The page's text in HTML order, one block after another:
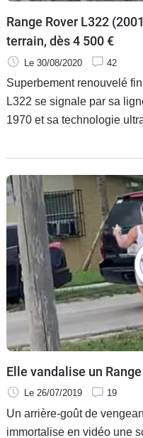
Range Rover L322
terrain, dès 4 500 €
Le 30/08/2020 42
Superbement renouvelé
L322 se signale par sa
1970 et sa technologie
l’acheter !
Elle vandalise un
Le 26/07/2019 19
Un arrière-goût de
immortalise en vidéo une